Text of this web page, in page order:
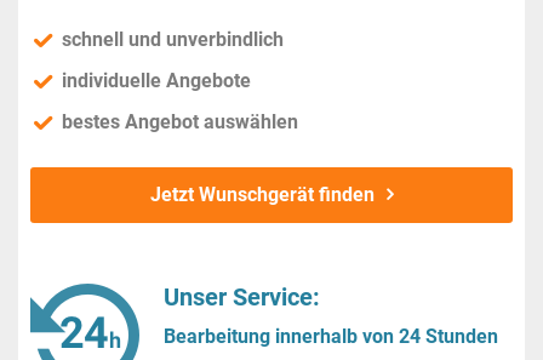
schnell und unverbindlich
individuelle Angebote
bestes Angebot auswählen
Jetzt Wunschgerät finden
Unser Service:
Bearbeitung innerhalb von 24 Stunden